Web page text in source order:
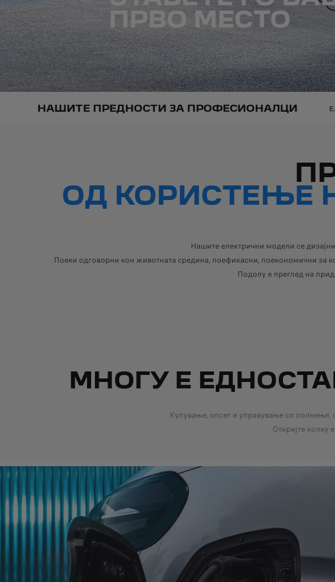
ПРВО МЕСТО
НАШИТЕ ПРЕДНОСТИ ЗА ПРОФЕСИОНАЛЦИ
ОД КОРИСТЕЊЕ
Нашите електрични модели се
Поеки одговорни кон животната средина, поефикасни, поекономични за
Подолу е преглед на
МНОГУ Е
Купување, опсег и управување со
Откријте колку